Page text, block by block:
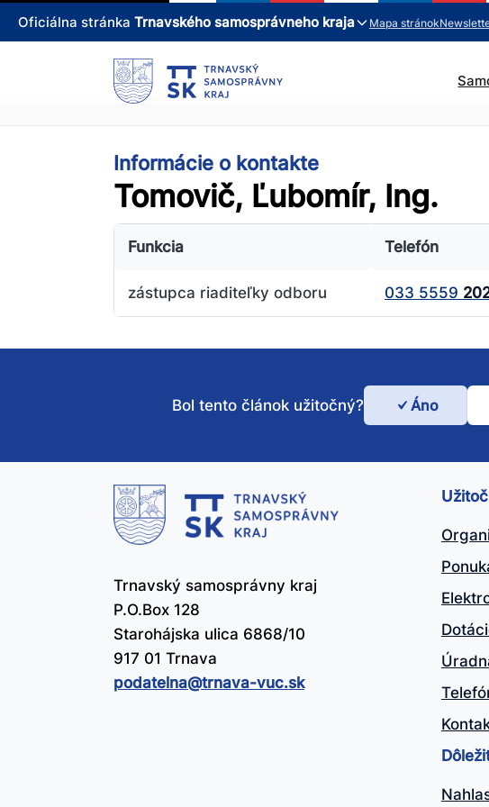
Oficiálna stránka Trnavského samosprávneho kraja Mapa stránok
Informácie o kontakte
Tomovič, Ľubomír, Ing.
Funkcia Telefón
zástupca riaditeľky odboru 033 5559
Bol
tento
článok
Bol tento článok užitočný? Áno
Trnavský samosprávny kraj
P.O.Box 128
Starohájska ulica 6868/10
917 01 Trnava
podatelna@​trnava-vuc.sk